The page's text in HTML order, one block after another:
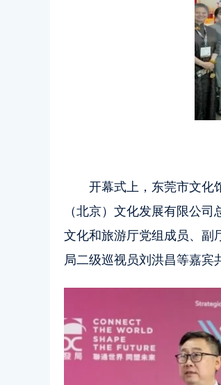
开幕式上，东莞市文化
（北京）文化发展有限公
文化和旅游厅党组成员、副
局二级巡视员刘洪昌等嘉宾